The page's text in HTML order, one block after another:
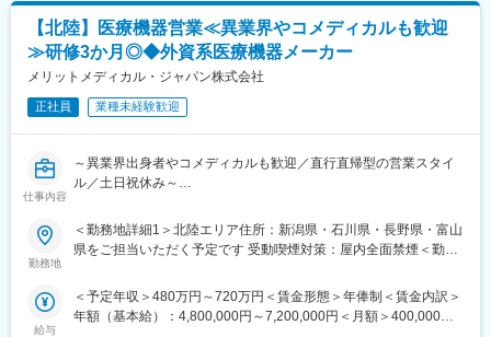
▽働き方
製品特性上、緊急の呼び出しが基本的に発生せず、手術の立ち会
い頻度も少ないため、安定的に働くことができます。年間休日も
125日、退職金制度など福利厚生も充実しており、長期的に就業
できる環境です。
・導入後の定期サポート
■製品の魅力：
・医療の最先端技術に携われる
最先端のAI技術を搭載しており、自信をもって営業活動に取り組
むことが可能です。また、製品開発やアップデートは国内のドク
ターのニーズを汲み上げて行っているのも特徴です。
・他製品も組み合わせたソリューション提案ができる
内視鏡以外にも、PACS・超音波など様々なラインナップを展開し
ておりますので、ドクターに対して幅広いアプローチが可能で
■教育制度・環境：
OJT、勉強会等でバックアップいたします。約半年～1年かけて一
人前になっていただきます。また、離職率も非常に低く、富士フ
【北陸】医療機器営業≪異業界やコメディカルも歓迎
≫研修3か月◎◆外資系医療機器メーカー
メリットメディカル・ジャパン株式会社
正社員 業種未経験歓迎
仕事内容
～異業界出身者やコメディカルも歓迎／直行直帰型の営業スタイ
ル／土日祝休み～
◆募集背景
当社では、グローバル戦略に基づく新製品の導入拡大や、 取扱製
営業活動をさらに強化するため、新たな営業メンバーを募集する
こととなりました。
勤務地
＜勤務地詳細1＞北陸エリア住所：新潟県・石川県・長野県・富山
県をご担当いただく予定です 受動喫煙対策：屋内全面禁煙＜勤務
新宿1-26-2 新宿野村ビル３９階勤務地最寄駅：JR・地下鉄線／新
宿・西新宿駅受動喫煙対策：屋内全面禁煙変更の範囲：会社の定
給与
＜予定年収＞480万円～720万円＜賃金形態＞年俸制＜賃金内訳＞
年額（基本給）：4,800,000円～7,200,000円＜月額＞400,000円